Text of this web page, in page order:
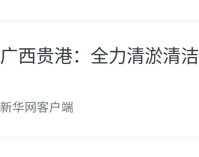
广西贵港：全力清淤清洁
新华网客户端